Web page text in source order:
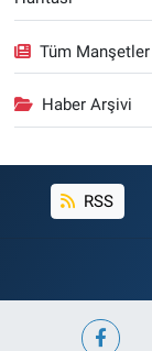
Tüm Manşetler
Haber Arşivi
RSS